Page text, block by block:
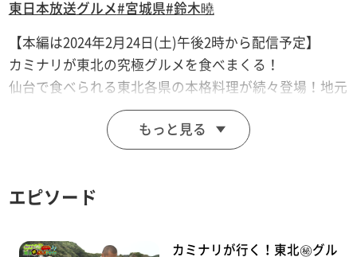
東日本放送グルメ#宮城県#鈴木曉
【本編は2024年2月24日(土)午後2時から配信予定】
カミナリが東北の究極グルメを食べまくる！
仙台で食べられる東北各県の本格料理が続々登場！地元
出身の店主たちが郷土への思いを込めた感動の味！
青森県人の身も心も温めるおでん！秋田由利牛がまさか
の調理法で！超希少な岩手短角牛の創作料理！
グ！女川の超豪華パスタも！
もっと見る
エピソード
カミナリが行く！東北㊙グル